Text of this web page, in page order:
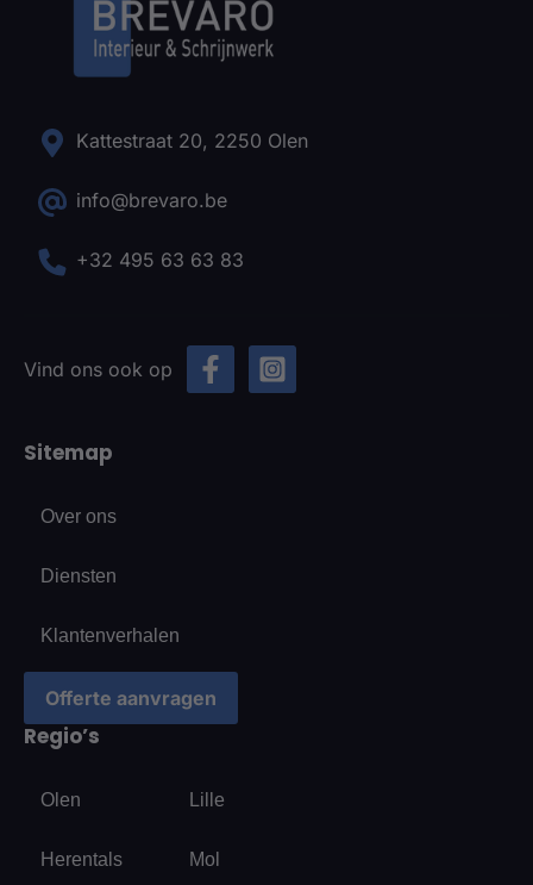
Kattestraat 20, 2250 Olen
info@brevaro.be
+32 495 63 63 83
Vind ons ook op
Sitemap
Over ons
Diensten
Klantenverhalen
Offerte aanvragen
Regio’s
Olen
Herentals
Lille
Mol